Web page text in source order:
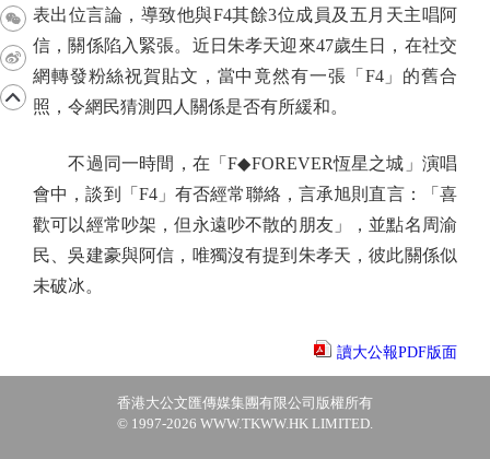
表出位言論，導致他與F4其餘3位成員及五月天主唱阿
信，關係陷入緊張。近日朱孝天迎來47歲生日，在社交
網轉發粉絲祝賀貼文，當中竟然有一張「F4」的舊合
照，令網民猜測四人關係是否有所緩和。
不過同一時間，在「F◆FOREVER恆星之城」演唱
會中，談到「F4」有否經常聯絡，言承旭則直言：「喜
歡可以經常吵架，但永遠吵不散的朋友」，並點名周渝
民、吳建豪與阿信，唯獨沒有提到朱孝天，彼此關係似
未破冰。
讀大公報PDF版面
香港大公文匯傳媒集團有限公司版權所有
© 1997-2026 WWW.TKWW.HK LIMITED.